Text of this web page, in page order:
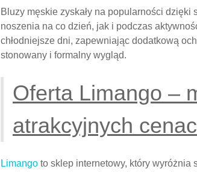
Bluzy męskie zyskały na popularności
noszenia na co dzień, jak i podczas
chłodniejsze dni, zapewniając dodatkową
stonowany i formalny wygląd.
Oferta Limango –
atrakcyjnych
Limango to sklep internetowy, który wyróżnia